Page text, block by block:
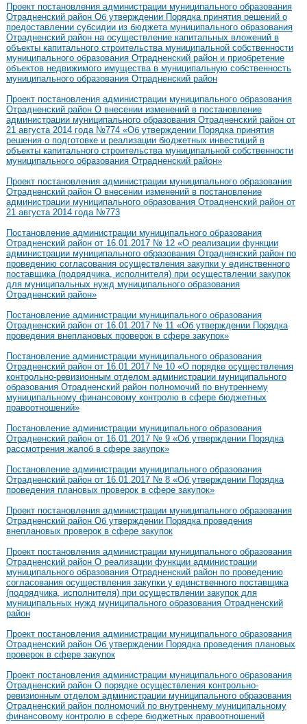
Проект постановления администрации муниципального образования
Отрадненский район Об утверждении Порядка принятия решений о
предоставлении субсидии из бюджета муниципального образования
Отрадненский район на осуществление капитальных вложений в
объекты капитального строительства муниципальной собственности
муниципального образования Отрадненский район и приобретение
объектов недвижимого имущества в муниципальную собственность
муниципального образования Отрадненский район
Проект постановления администрации муниципального образования
Отрадненский район О внесении изменений в постановление
администрации муниципального образования Отрадненский район от
21 августа 2014 года №774 «Об утверждении Порядка принятия
решения о подготовке и реализации бюджетных инвестиций в
объекты капитального строительства муниципальной собственности
муниципального образования Отрадненский район»
Проект постановления администрации муниципального образования
Отрадненский район О внесении изменений в постановление
администрации муниципального образования Отрадненский район от
21 августа 2014 года №773
Постановление администрации муниципального образования
Отрадненский район от 16.01.2017 № 12 «О реализации функции
администрации муниципального образования Отрадненский район по
проведению согласования осуществления закупки у единственного
поставщика (подрядчика, исполнителя) при осуществлении закупок
для муниципальных нужд муниципального образования
Отрадненский район»
Постановление администрации муниципального образования
Отрадненский район от 16.01.2017 № 11 «Об утверждении Порядка
проведения внеплановых проверок в сфере закупок»
Постановление администрации муниципального образования
Отрадненский район от 16.01.2017 № 10 «О порядке осуществления
контрольно-ревизионным отделом администрации муниципального
образования Отрадненский район полномочий по внутреннему
муниципальному финансовому контролю в сфере бюджетных
правоотношений»
Постановление администрации муниципального образования
Отрадненский район от 16.01.2017 № 9 «Об утверждении Порядка
рассмотрения жалоб в сфере закупок»
Постановление администрации муниципального образования
Отрадненский район от 16.01.2017 № 8 «Об утверждении Порядка
проведения плановых проверок в сфере закупок»
Проект постановления администрации муниципального образования
Отрадненский район Об утверждении Порядка проведения
внеплановых проверок в сфере закупок
Проект постановления администрации муниципального образования
Отрадненский район О реализации функции администрации
муниципального образования Отрадненский район по проведению
согласования осуществления закупки у единственного поставщика
(подрядчика, исполнителя) при осуществлении закупок для
муниципальных нужд муниципального образования Отрадненский
район
Проект постановления администрации муниципального образования
Отрадненский район Об утверждении Порядка проведения плановых
проверок в сфере закупок
Проект постановления администрации муниципального образования
Отрадненский район О порядке осуществления контрольно-
ревизионным отделом администрации муниципального образования
Отрадненский район полномочий по внутреннему муниципальному
финансовому контролю в сфере бюджетных правоотношений